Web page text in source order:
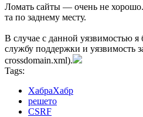
Ломать сайты — очень не хорошо.
та по заднему месту.
В случае с данной уязвимостью
службу поддержки и уязвимость
crossdomain.xml).
Tags:
ХабраХабр
решето
CSRF